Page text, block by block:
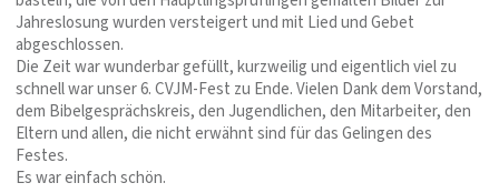
Jahreslosung wurden versteigert und mit Lied und Gebet
abgeschlossen.
Die Zeit war wunderbar gefüllt, kurzweilig und eigentlich viel zu
schnell war unser 6. CVJM-Fest zu Ende. Vielen Dank dem Vorstand,
dem Bibelgesprächskreis, den Jugendlichen, den Mitarbeiter, den
Eltern und allen, die nicht erwähnt sind für das Gelingen des
Festes.
Es war einfach schön.